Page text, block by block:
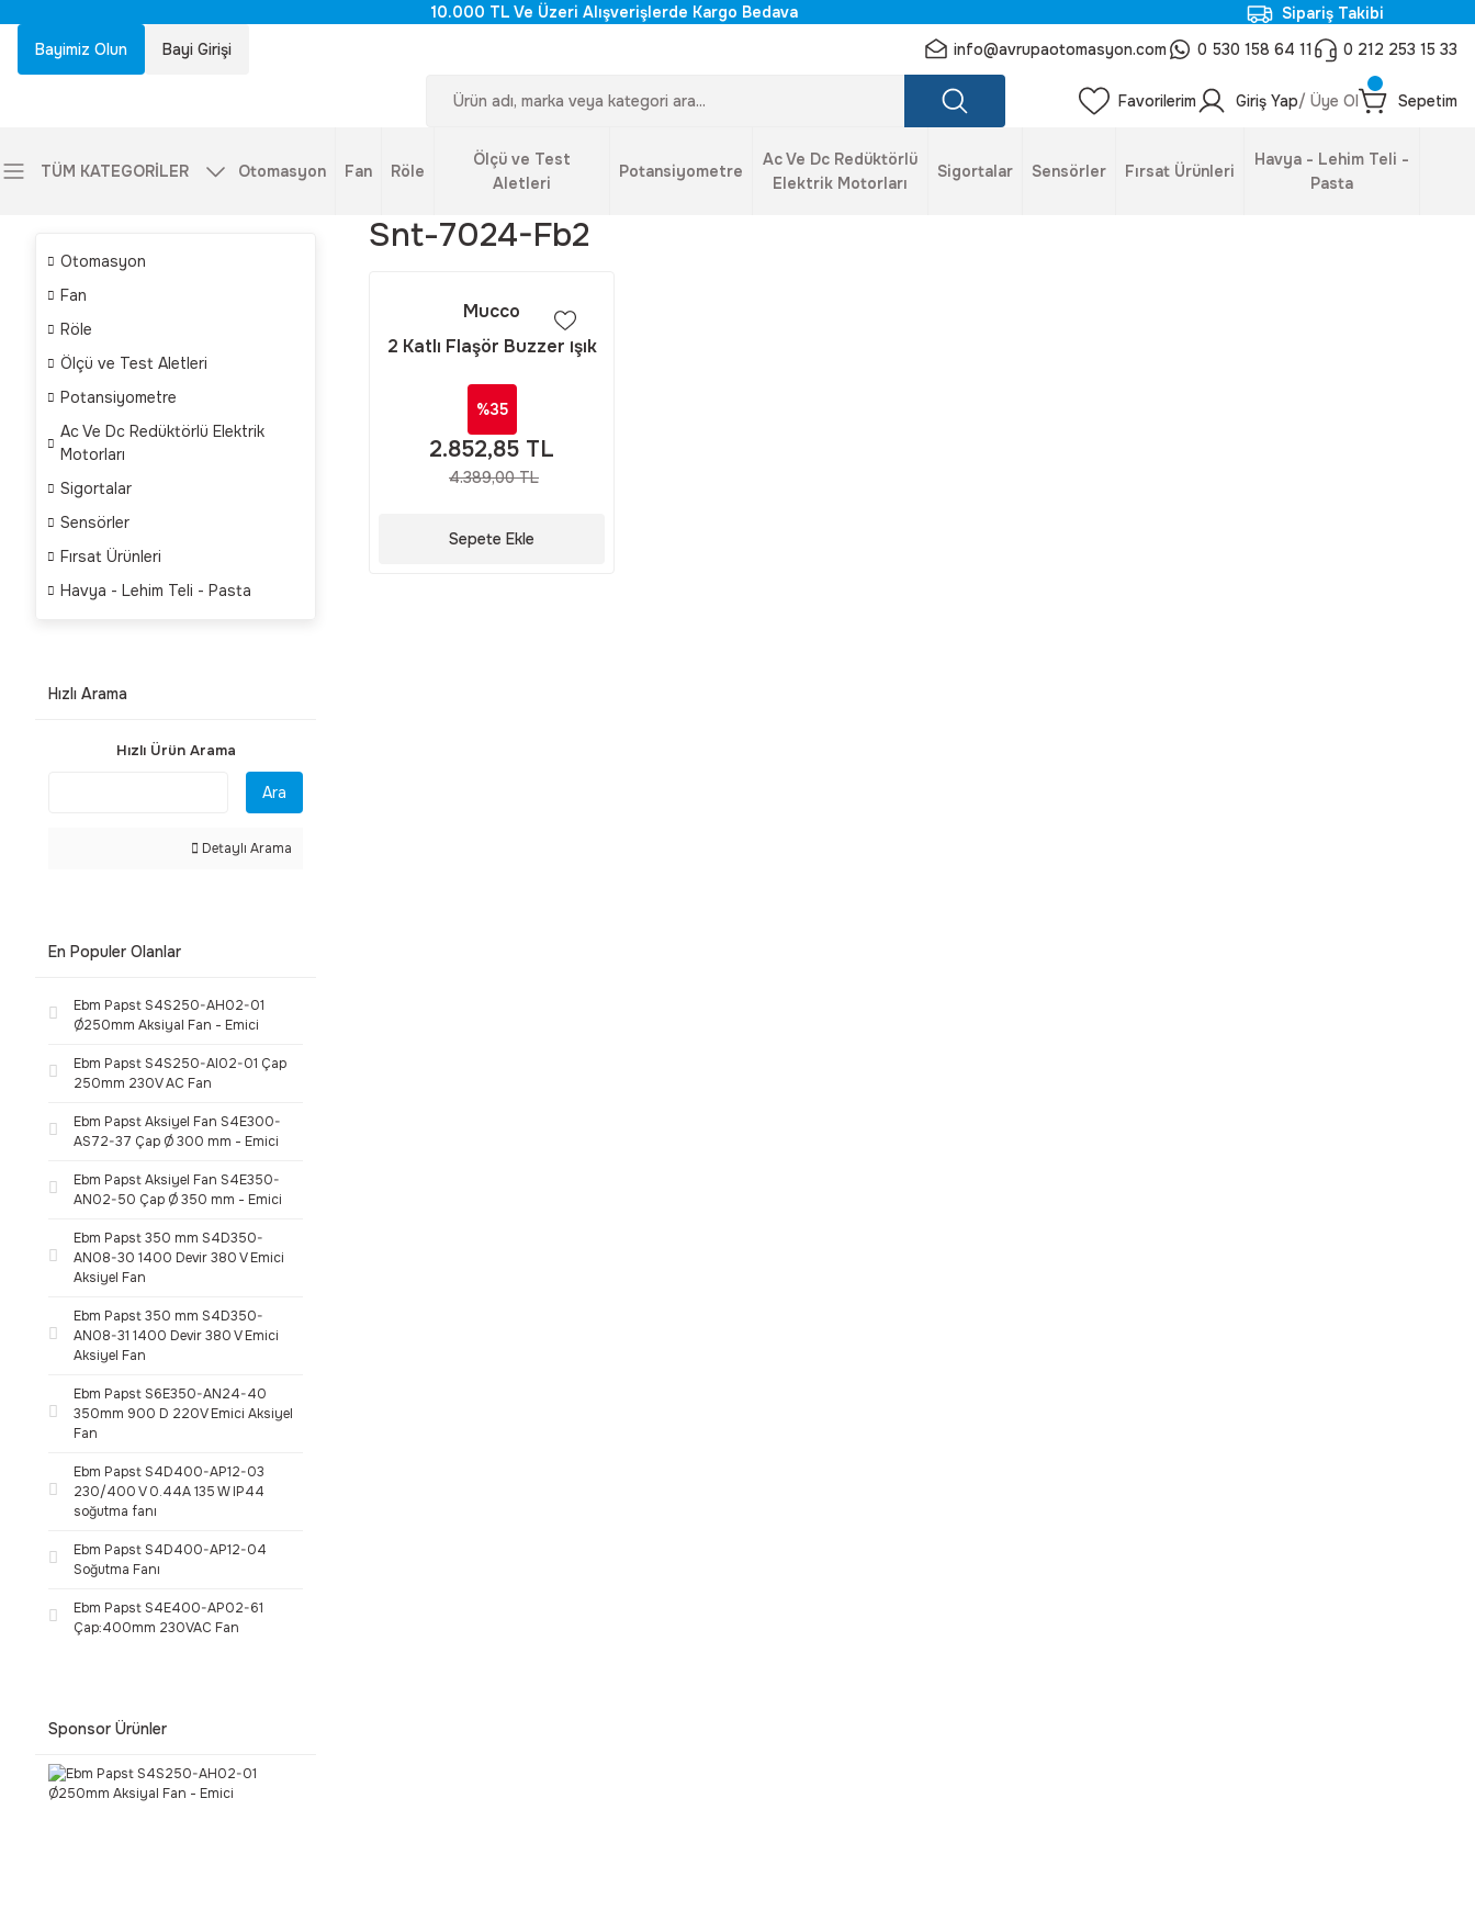
10.000 TL Ve Üzeri Alışverişlerde Kargo Bedava
Sipariş Takibi
Bayimiz Olun
Bayi Girişi info@avrupaotomasyon.com 0 530 158 64 11 0 212 253 15 33
Favorilerim Giriş Yap/ Üye Ol Sepetim
TÜM KATEGORİLER Otomasyon Fan Röle
Ölçü ve Test
Aletleri
Potansiyometre
Ac Ve Dc Redüktörlü
Elektrik Motorları
Sigortalar Sensörler Fırsat Ürünleri
Havya - Lehim Teli -
Pasta
Otomasyon
Fan
Röle
Ölçü ve Test Aletleri
Potansiyometre
Ac Ve Dc Redüktörlü Elektrik
Motorları
Sigortalar
Sensörler
Fırsat Ürünleri
Havya - Lehim Teli - Pasta
Hızlı Arama
Hızlı Ürün Arama
Ara
Detaylı Arama
En Populer Olanlar
Ebm Papst S4S250-AH02-01
Ø250mm Aksiyal Fan - Emici
Ebm Papst S4S250-AI02-01 Çap
250mm 230V AC Fan
Ebm Papst Aksiyel Fan S4E300-
AS72-37 Çap Ø 300 mm - Emici
Ebm Papst Aksiyel Fan S4E350-
AN02-50 Çap Ø 350 mm - Emici
Ebm Papst 350 mm S4D350-
AN08-30 1400 Devir 380 V Emici
Aksiyel Fan
Ebm Papst 350 mm S4D350-
AN08-31 1400 Devir 380 V Emici
Aksiyel Fan
Ebm Papst S6E350-AN24-40
350mm 900 D 220V Emici Aksiyel
Fan
Ebm Papst S4D400-AP12-03
230/400 V 0.44A 135 W IP44
soğutma fanı
Ebm Papst S4D400-AP12-04
Soğutma Fanı
Ebm Papst S4E400-AP02-61
Çap:400mm 230VAC Fan
Sponsor Ürünler
Snt-7024-Fb2
Mucco
2 Katlı Flaşör Buzzer Işık
Yeşil SNT-7024-FB2
%35
2.852,85 TL
4.389,00 TL
Sepete Ekle